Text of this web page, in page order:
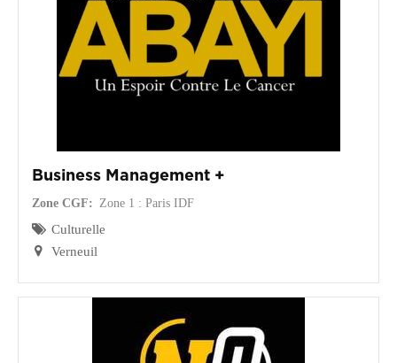
Business Management +
Zone CGF Zone 1 : Paris IDF
Culturelle
Verneuil